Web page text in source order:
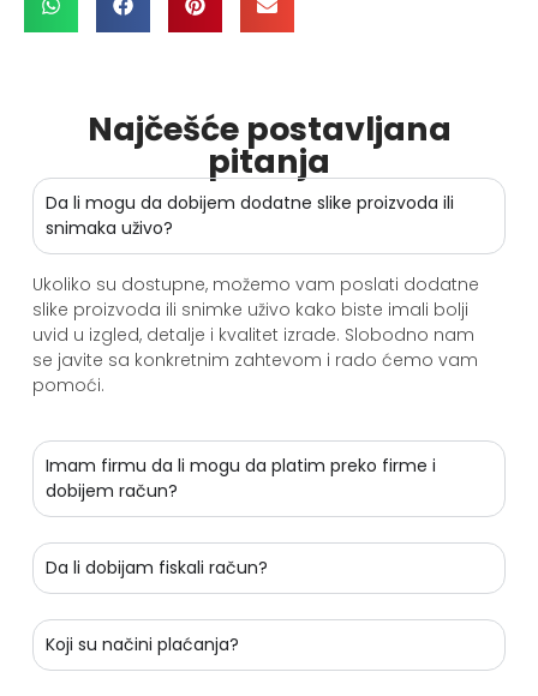
Najčešće postavljana
pitanja
Da li mogu da dobijem dodatne slike proizvoda ili
snimaka uživo?
Ukoliko su dostupne, možemo vam poslati dodatne
slike proizvoda ili snimke uživo kako biste imali bolji
uvid u izgled, detalje i kvalitet izrade. Slobodno nam
se javite sa konkretnim zahtevom i rado ćemo vam
pomoći.
Imam firmu da li mogu da platim preko firme i
dobijem račun?
Da li dobijam fiskali račun?
Koji su načini plaćanja?